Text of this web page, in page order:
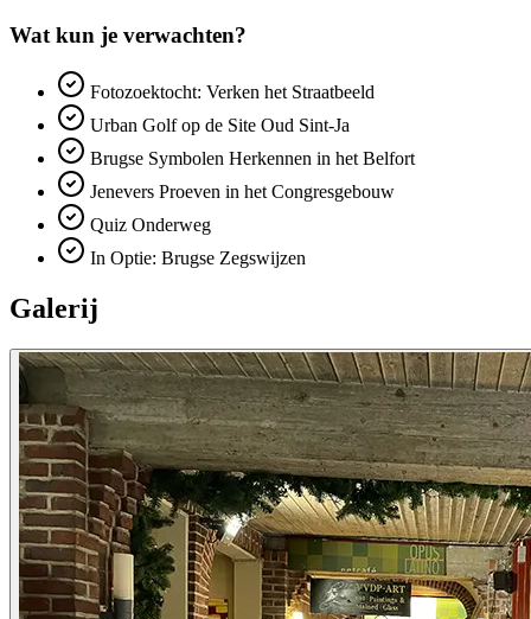
Wat kun je verwachten?
Fotozoektocht: Verken het Straatbeeld
Urban Golf op de Site Oud Sint-Ja
Brugse Symbolen Herkennen in het Belfort
Jenevers Proeven in het Congresgebouw
Quiz Onderweg
In Optie: Brugse Zegswijzen
Galerij